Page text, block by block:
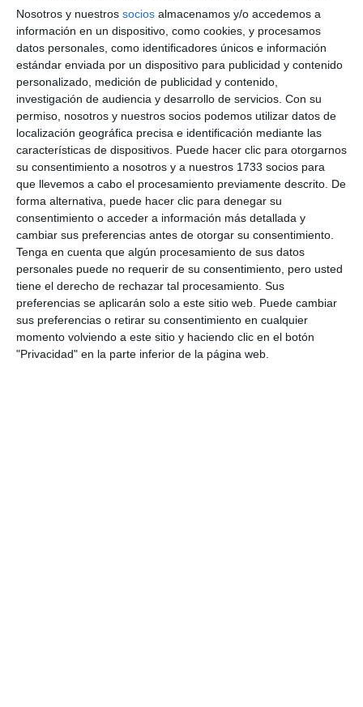
Nosotros y nuestros socios almacenamos y/o accedemos a
información en un dispositivo, como cookies, y procesamos
datos personales, como identificadores únicos e información
estándar enviada por un dispositivo para publicidad y contenido
personalizado, medición de publicidad y contenido,
investigación de audiencia y desarrollo de servicios. Con su
permiso, nosotros y nuestros socios podemos utilizar datos de
localización geográfica precisa e identificación mediante las
características de dispositivos. Puede hacer clic para otorgarnos
su consentimiento a nosotros y a nuestros 1733 socios para
que llevemos a cabo el procesamiento previamente descrito. De
forma alternativa, puede hacer clic para denegar su
consentimiento o acceder a información más detallada y
cambiar sus preferencias antes de otorgar su consentimiento.
Tenga en cuenta que algún procesamiento de sus datos
personales puede no requerir de su consentimiento, pero usted
tiene el derecho de rechazar tal procesamiento. Sus
preferencias se aplicarán solo a este sitio web. Puede cambiar
sus preferencias o retirar su consentimiento en cualquier
momento volviendo a este sitio y haciendo clic en el botón
"Privacidad" en la parte inferior de la página web.